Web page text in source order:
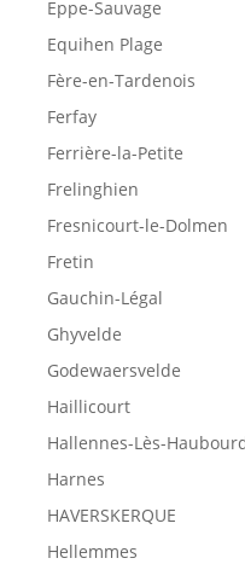
Eppe-Sauvage
Equihen Plage
Fère-en-Tardenois
Ferfay
Ferrière-la-Petite
Frelinghien
Fresnicourt-le-Dolmen
Fretin
Gauchin-Légal
Ghyvelde
Godewaersvelde
Haillicourt
Hallennes-Lès-
Harnes
HAVERSKERQUE
Hellemmes